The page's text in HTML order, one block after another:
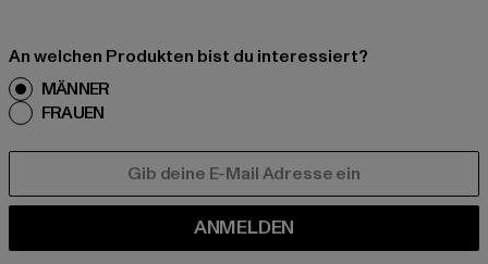
An welchen Produkten bist du interessiert?
MÄNNER
FRAUEN
ANMELDEN